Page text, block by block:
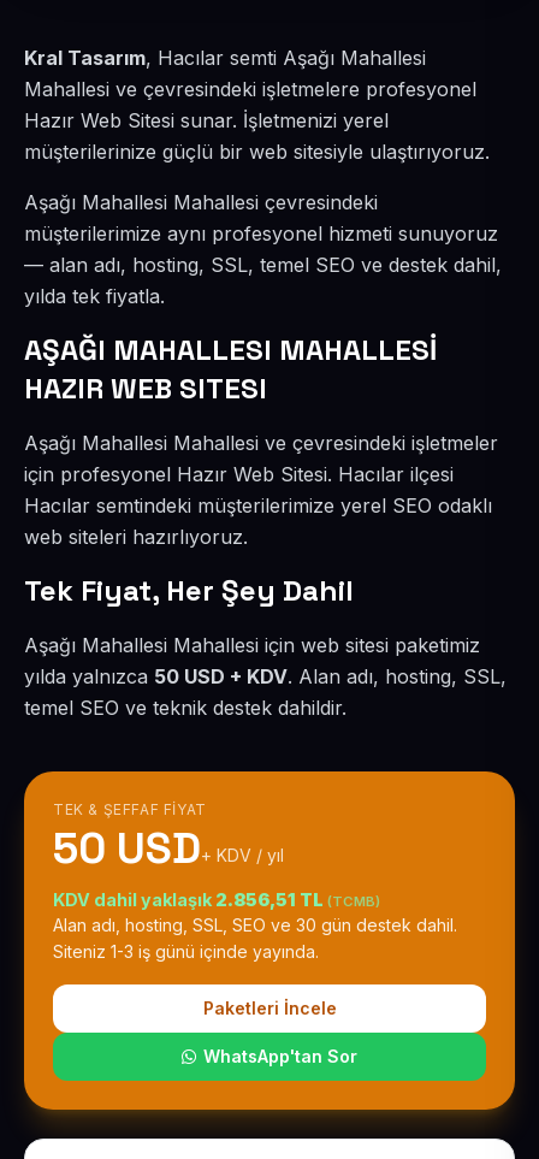
Kral Tasarım, Hacılar semti Aşağı Mahallesi
Mahallesi ve çevresindeki işletmelere profesyonel
Hazır Web Sitesi sunar. İşletmenizi yerel
müşterilerinize güçlü bir web sitesiyle ulaştırıyoruz.
Aşağı Mahallesi Mahallesi çevresindeki
müşterilerimize aynı profesyonel hizmeti sunuyoruz
— alan adı, hosting, SSL, temel SEO ve destek dahil,
yılda tek fiyatla.
AŞAĞI MAHALLESI MAHALLESİ
HAZIR WEB SITESI
Aşağı Mahallesi Mahallesi ve çevresindeki işletmeler
için profesyonel Hazır Web Sitesi. Hacılar ilçesi
Hacılar semtindeki müşterilerimize yerel SEO odaklı
web siteleri hazırlıyoruz.
Tek Fiyat, Her Şey Dahil
Aşağı Mahallesi Mahallesi için web sitesi paketimiz
yılda yalnızca 50 USD + KDV. Alan adı, hosting, SSL,
temel SEO ve teknik destek dahildir.
TEK & ŞEFFAF FIYAT
50 USD+ KDV / yıl
KDV dahil yaklaşık 2.856,51 TL (TCMB)
Alan adı, hosting, SSL, SEO ve 30 gün destek dahil.
Siteniz 1-3 iş günü içinde yayında.
Paketleri İncele
WhatsApp'tan Sor